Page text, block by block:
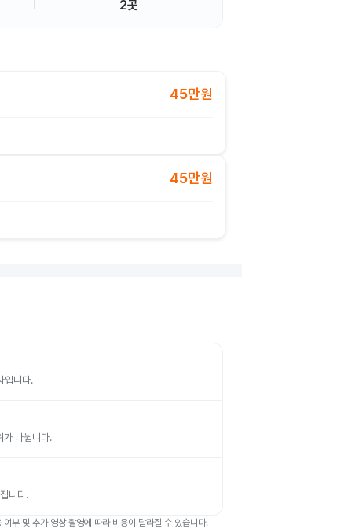
2곳
45만원
45만원
입니다.
가 나뉩니다.
니다.
부 및 추가 영상 촬영에 따라 비용이 달라질 수 있습니다.